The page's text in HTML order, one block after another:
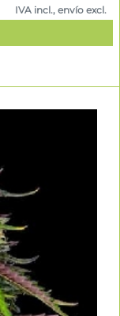
IVA incl., envío excl.